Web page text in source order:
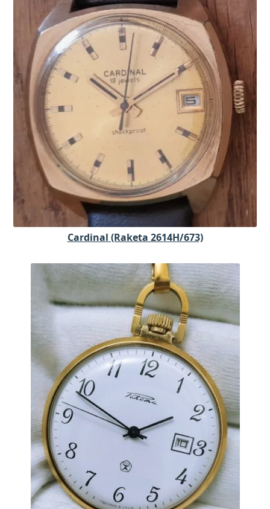
Cardinal (Raketa 2614H/673)